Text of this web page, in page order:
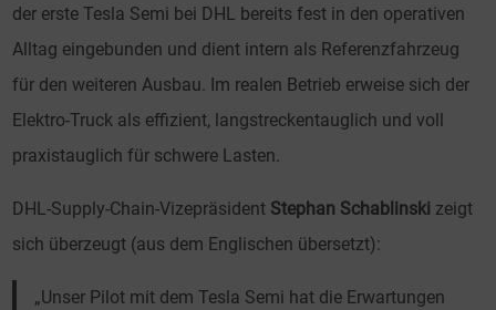
der erste Tesla Semi bei DHL bereits fest in den operativen
Alltag eingebunden und dient intern als Referenzfahrzeug
für den weiteren Ausbau. Im realen Betrieb erweise sich der
Elektro-Truck als effizient, langstreckentauglich und voll
praxistauglich für schwere Lasten.
DHL-Supply-Chain-Vizepräsident Stephan Schablinski zeigt
sich überzeugt (aus dem Englischen übersetzt):
„Unser Pilot mit dem Tesla Semi hat die Erwartungen